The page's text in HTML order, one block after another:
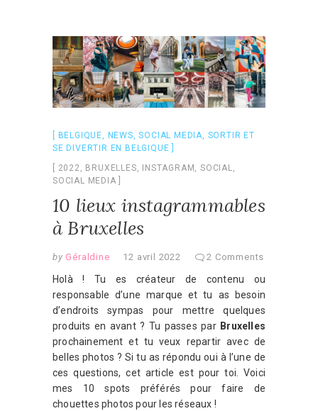
BELGIQUE, NEWS,SOCIAL MEDIA, SORTIR ET
SE DIVERTIR EN BELGIQUE
2022, BRUXELLES, INSTAGRAM ,SOCIAL,
SOCIAL MEDIA
10 lieux instagrammables
à Bruxelles
by Géraldine 12 avril 2022 2 Comments
Holà ! Tu es créateur de contenu ou
responsable d’une marque et tu as besoin
d’endroits sympas pour mettre quelques
produits en avant ? Tu passes par Bruxelles
prochainement et tu veux repartir avec de
belles photos ? Si tu as répondu oui à l’une de
ces questions, cet article est pour toi. Voici
mes 10 spots préférés pour faire de
chouettes photos pour les réseaux !